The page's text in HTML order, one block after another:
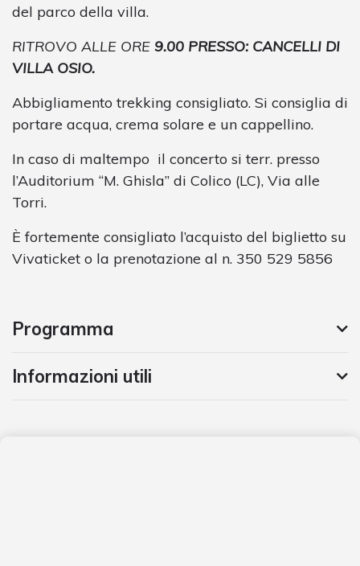
del parco della villa.
RITROVO ALLE ORE 9.00 PRESSO: CANCELLI DI
VILLA OSIO.
Abbigliamento trekking consigliato. Si consiglia di
portare acqua, crema solare e un cappellino.
In caso di maltempo il concerto si terr. presso
l’Auditorium “M. Ghisla” di Colico (LC), Via alle
Torri.
È fortemente consigliato l’acquisto del biglietto su
Vivaticket o la prenotazione al n. 350 529 5856
Programma
Informazioni utili